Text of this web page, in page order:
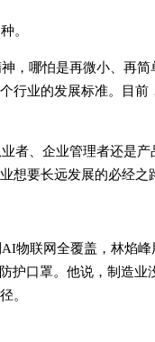
。
，哪怕是再微小、再简
行业的发展标准。目前
者、企业管理者还是产
想要长远发展的必经之
物联网全覆盖，林焰
护口罩。他说，制造业
。